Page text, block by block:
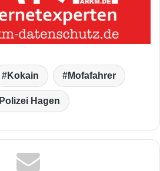
Kokain Mofafahrer
Polizei Hagen